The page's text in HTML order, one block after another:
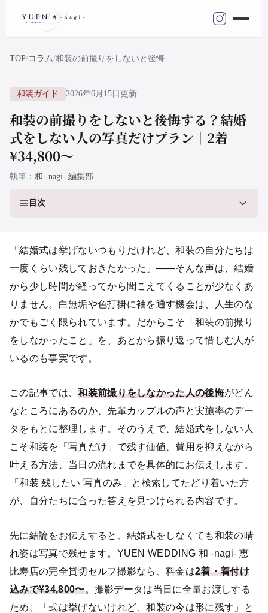
TOP コラム 和装の前撮りをしないと後悔する？結婚式をしない人の写真だけプラン｜2着¥34,800〜
和装ガイド 2026年6月15日更新
和装の前撮りをしないと後悔する？結婚
式をしない人の写真だけプラン｜2着
¥34,800〜
執筆 和 -nagi- 編集部
目次
「結婚式は挙げないつもりだけれど、和装の自分たちは
一度くらい残しておきたかった」——そんな声は、結婚
から少し時間が経ってから聞こえてくることが少なくあ
りません。白無垢や色打掛に袖を通す機会は、人生のな
かでもごく限られています。だからこそ「和装の前撮り
をしなかったこと」を、あとから振り返って惜しむ人が
いるのも事実です。
この記事では、和装前撮りをしなかった人の後悔がどん
なところにあるのか、先輩カップルの声と実施率のデー
タをもとに整理します。そのうえで、結婚式をしない人
こそ和装を「写真だけ」で残す価値、費用を抑えながら
叶える方法、当日の流れまでを具体的にお伝えします。
「和装 残したい 写真のみ」と検索してたどり着いた方
が、自分たちに合った答えを見つけられる内容です。
先に結論をお伝えすると、結婚式をしなくても和装の晴
れ姿は写真で残せます。YUEN WEDDING 和 -nagi- 恵
比寿店の完全貸切セルフ撮影なら、料金は2着・着付け
込みで¥34,800〜。撮影データは当日に全量お渡しする
ため、「式は挙げないけれど、和装の今は形に残す」と